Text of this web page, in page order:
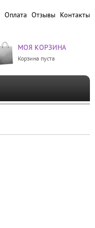
Оплата Отзывы Контакты
МОЯ КОРЗИНА
Корзина пуста